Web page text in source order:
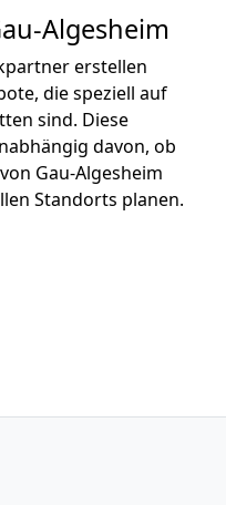
Algesheim
erstellen
die speziell auf
sind. Diese
davon, ob
Gau-Algesheim
Standorts planen.